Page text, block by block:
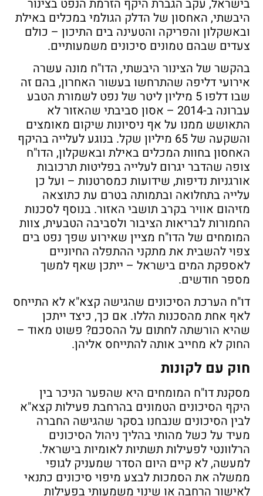
בישראל, עקב הגברת היקף הזרמת הנפט בצינור
היבשתי, האחסון של הדלק הגולמי במכלים באילת
ובאשקלון והפריקה והטעינה בים התיכון – כולם
צעדים שבהם טמונים סיכונים משמעותיים.
בהקשר של הצינור היבשתי, הדו"ח מונה עשרה
אירועי דליפה שהתרחשו בעשור האחרון, בהם זה
שבו דלפו 5 מיליון ליטר של נפט לשמורת הטבע
עברונה ב-2014 – אסון סביבתי שהאזור לא
התאושש ממנו על אף ניסיונות שיקום מאומצים
והשקעה של 65 מיליון שקל. בנוגע לעלייה בהיקף
האחסון בחוות המכלים באילת ובאשקלון, הדו"ח
צופה שהדבר יגרום לעלייה בפליטות תרכובות
אורגניות נדיפות, שידועות כמסרטנות – ועל כן
עלייה בתחלואה ובתמותה בטרם עת כתוצאה
מזיהום אוויר בקרב תושבי האזור. בנוסף לסכנות
החמורות לבריאות הציבור ולסביבה הטבעית, צוות
המומחים של הדו"ח מציין שאירוע שפך נפט בים
צפוי להשבית את מתקני ההתפלה החיוניים
לאספקת המים בישראל – ייתכן שאף למשך
מספר חודשים.
דו"ח הערכת הסיכונים שהגישה קצא"א לא התייחס
לאף אחת מהסכנות הללו. אם כך, כיצד ייתכן
שהיא הורשתה לחתום על ההסכם? פשוט מאוד –
החוק לא מחייב אותה להתייחס אליהן.
חוק עם לקונות
מסקנת דו"ח המומחים היא שהפער הניכר בין
היקף הסיכונים הטמונים בהרחבת פעילות קצא"א
לבין הסיכונים שנבחנו בסקר שהגישה החברה
מעיד על כשל מהותי בהליך ניהול הסיכונים
הרלוונטי לפעילות תשתיות לאומיות בישראל.
למעשה, לא קיים היום הסדר שמעניק לגופי
ממשלה את הסמכות לבצע מיפוי סיכונים כתנאי
לאישור הרחבה או שינוי משמעותי בפעילות